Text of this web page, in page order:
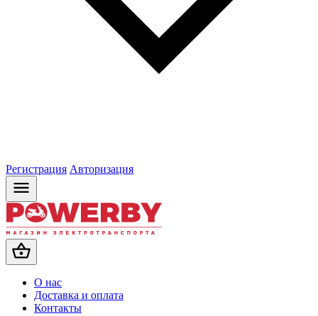
Регистрация Авторизация
О нас
Доставка и оплата
Контакты